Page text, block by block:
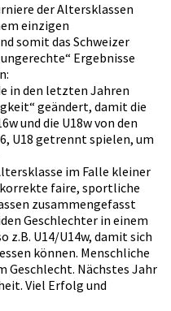
der Altersklassen
einzigen
somit das Schweizer
Ergebnisse
in den letzten Jahren
geändert, damit die
und die U18w von den
U18 getrennt spielen, um
im Falle kleiner
faire, sportliche
zusammengefasst
Geschlechter in einem
z.B. U14/U14w, damit sich
können. Menschliche
Geschlecht. Nächstes Jahr
Viel Erfolg und